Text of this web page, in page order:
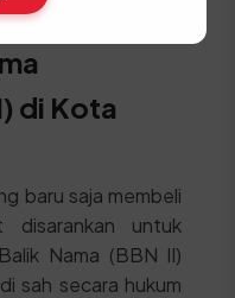
di Kota
baru saja membeli
disarankan untuk
Nama (BBN II)
sah secara hukum